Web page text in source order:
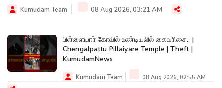
Kumudam Team 08 Aug 2026, 03:21 AM
பிள்ளையார் கோவில் உண்டியலில் கைவரிசை.. |
Chengalpattu Pillaiyare Temple | Theft |
KumudamNews
Kumudam Team 08 Aug 2026, 02:55 AM